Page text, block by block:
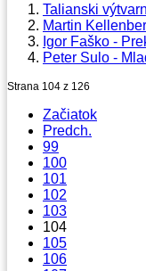
Talianski
Martin
Igor Faško -
Peter Sulo -
Strana 104 z 126
Začiatok
Predch.
99
100
101
102
103
104
105
106